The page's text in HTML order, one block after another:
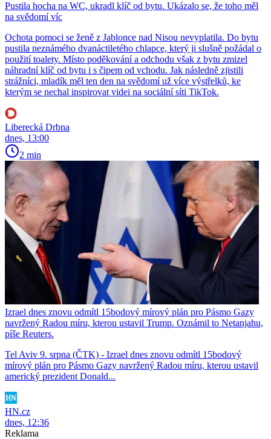
Pustila hocha na WC, ukradl klíč od bytu. Ukázalo se, že toho měl
na svědomí víc
Ochota pomoci se ženě z Jablonce nad Nisou nevyplatila. Do bytu
pustila neznámého dvanáctiletého chlapce, který ji slušně požádal o
použití toalety. Místo poděkování a odchodu však z bytu zmizel
náhradní klíč od bytu i s čipem od vchodu. Jak následně zjistili
strážníci, mladík měl ten den na svědomí už více výstřelků, ke
kterým se nechal inspirovat videi na sociální síti TikTok.
Liberecká Drbna
dnes, 13:00
2 min
Izrael dnes znovu odmítl 15bodový mírový plán pro Pásmo Gazy
navržený Radou míru, kterou ustavil Trump. Oznámil to Netanjahu,
píše Reuters.
Tel Aviv 9. srpna (ČTK) - Izrael dnes znovu odmítl 15bodový
mírový plán pro Pásmo Gazy navržený Radou míru, kterou ustavil
americký prezident Donald...
HN.cz
dnes, 12:36
Reklama